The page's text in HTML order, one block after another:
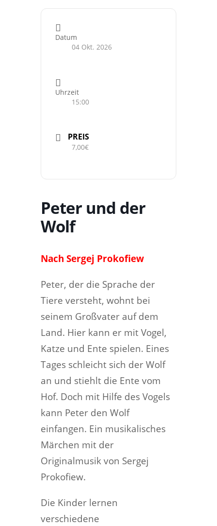
Datum
04 Okt. 2026
Uhrzeit
15:00
PREIS
7,00€
Peter und der
Wolf
Nach Sergej Prokofiew
Peter, der die Sprache der
Tiere versteht, wohnt bei
seinem Großvater auf dem
Land. Hier kann er mit Vogel,
Katze und Ente spielen. Eines
Tages schleicht sich der Wolf
an und stiehlt die Ente vom
Hof. Doch mit Hilfe des Vogels
kann Peter den Wolf
einfangen. Ein musikalisches
Märchen mit der
Originalmusik von Sergej
Prokofiew.
Die Kinder lernen
verschiedene